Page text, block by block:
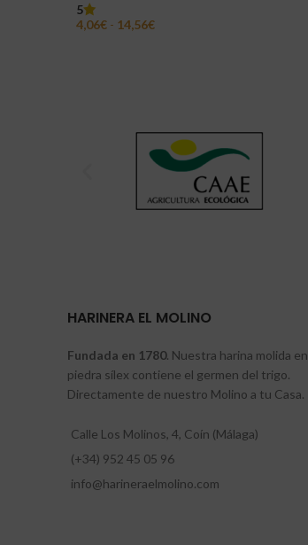
5
4,06€ - 14,56€
HARINERA EL MOLINO
Fundada en 1780. Nuestra harina molida en
piedra sílex contiene el germen del trigo.
Directamente de nuestro Molino a tu Casa.
Calle Los Molinos, 4, Coín (Málaga)
(+34) 952 45 05 96
info@harineraelmolino.com